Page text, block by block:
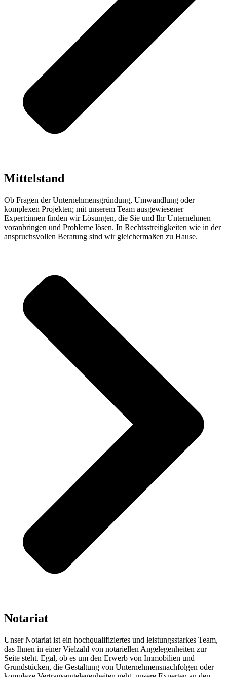
Mittelstand
Ob Fragen der Unternehmensgründung, Umwandlung oder
komplexen Projekten; mit unserem Team ausgewiesener
Expert:innen finden wir Lösungen, die Sie und Ihr Unternehmen
voranbringen und Probleme lösen. In Rechtsstreitigkeiten wie in der
anspruchsvollen Beratung sind wir gleichermaßen zu Hause.
Notariat
Unser Notariat ist ein hochqualifiziertes und leistungsstarkes Team,
das Ihnen in einer Vielzahl von notariellen Angelegenheiten zur
Seite steht. Egal, ob es um den Erwerb von Immobilien und
Grundstücken, die Gestaltung von Unternehmensnachfolgen oder